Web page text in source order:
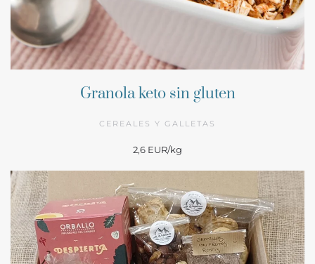
Granola keto sin gluten
CEREALES Y GALLETAS
2,6 EUR/kg